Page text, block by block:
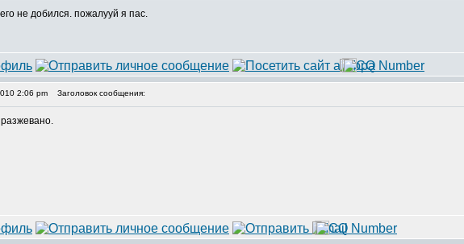
не добился. пожалууй я пас.
2:06 pm Заголовок сообщения: